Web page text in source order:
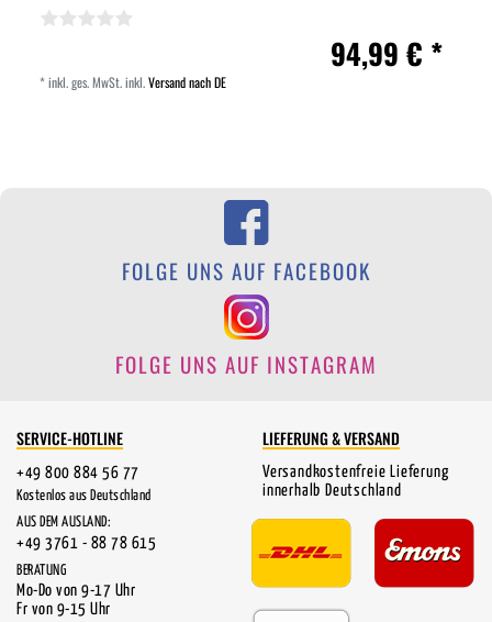
94,99 € *
*inkl. ges. MwSt.inkl.Versand nach DE
FOLGE UNS AUF FACEBOOK
FOLGE UNS AUF INSTAGRAM
SERVICE-HOTLINE
+49 800 884 56 77
Kostenlos aus Deutschland
AUS DEM AUSLAND:
+49 3761 - 88 78 615
BERATUNG
Mo-Do von 9-17 Uhr
Fr von 9-15 Uhr
LIEFERUNG & VERSAND
Versandkostenfreie Lieferung
innerhalb Deutschland